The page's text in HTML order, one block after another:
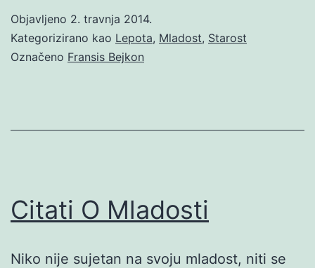
Objavljeno 2. travnja 2014.
Kategorizirano kao Lepota, Mladost, Starost
Označeno Fransis Bejkon
Citati O Mladosti
Niko nije sujetan na svoju mladost, niti se